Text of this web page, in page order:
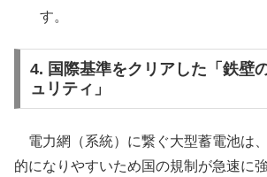
す。
4. 国際基準をクリアした「鉄壁
ュリティ」
電力網（系統）に繋ぐ大型蓄電池は
的になりやすいため国の規制が急速に